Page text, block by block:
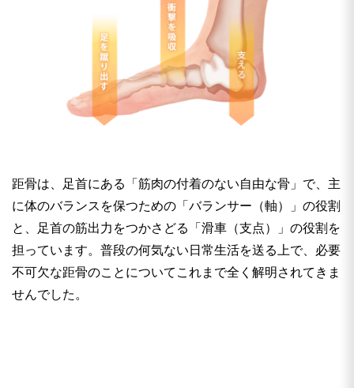
距骨は、足首にある「筋肉の付着のない自由な骨」で、主
に体のバランスを保つための「バランサー（軸）」の役割
と、足首の筋出力をつかさどる「滑車（支点）」の役割を
担っています。普段の何気ない日常生活を送る上で、必要
不可欠な距骨のことについてこれまで全く解明されてきま
せんでした。